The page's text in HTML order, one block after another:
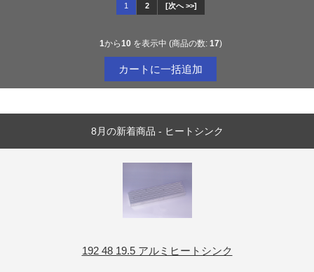
1 2 [次へ >>]
1から10を表示中 (商品の数: 17)
8月の新着商品 - ヒートシンク
192 48 19.5 アルミヒートシンク